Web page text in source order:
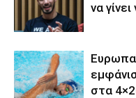
να
στα